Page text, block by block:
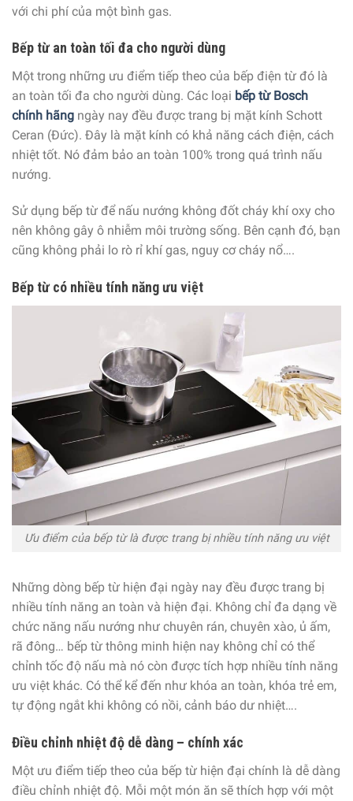
với chi phí của một bình gas.
Bếp từ an toàn tối đa cho người dùng
Một trong những ưu điểm tiếp theo của bếp điện từ đó là
an toàn tối đa cho người dùng. Các loại bếp từ Bosch
chính hãng ngày nay đều được trang bị mặt kính Schott
Ceran (Đức). Đây là mặt kính có khả năng cách điện, cách
nhiệt tốt. Nó đảm bảo an toàn 100% trong quá trình nấu
nướng.
Sử dụng bếp từ để nấu nướng không đốt cháy khí oxy cho
nên không gây ô nhiễm môi trường sống. Bên cạnh đó, bạn
cũng không phải lo rò rỉ khí gas, nguy cơ cháy nổ….
Bếp từ có nhiều tính năng ưu việt
Ưu điểm của bếp từ là được trang bị nhiều tính năng ưu việt
Những dòng bếp từ hiện đại ngày nay đều được trang bị
nhiều tính năng an toàn và hiện đại. Không chỉ đa dạng về
chức năng nấu nướng như chuyên rán, chuyên xào, ủ ấm,
rã đông… bếp từ thông minh hiện nay không chỉ có thể
chỉnh tốc độ nấu mà nó còn được tích hợp nhiều tính năng
ưu việt khác. Có thể kể đến như khóa an toàn, khóa trẻ em,
tự động ngắt khi không có nồi, cảnh báo dư nhiệt….
Điều chỉnh nhiệt độ dễ dàng – chính xác
Một ưu điểm tiếp theo của bếp từ hiện đại chính là dễ dàng
điều chỉnh nhiệt độ. Mỗi một món ăn sẽ thích hợp với một